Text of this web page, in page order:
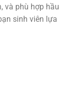
và phù hợp hầu
sinh viên lựa